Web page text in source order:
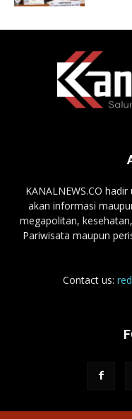
KANALNEWS.CO
akan informasi
megapolitan,
Pariwisata maupun
Contact us: